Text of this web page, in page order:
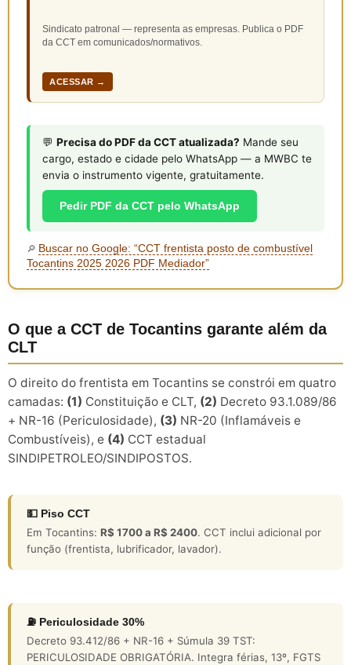
Sindicato patronal — representa as empresas. Publica o PDF
da CCT em comunicados/normativos.
ACESSAR →
💬 Precisa do PDF da CCT atualizada? Mande seu
cargo, estado e cidade pelo WhatsApp — a MWBC te
envia o instrumento vigente, gratuitamente.
Pedir PDF da CCT pelo WhatsApp
🔎 Buscar no Google: “CCT frentista posto de combustível
Tocantins 2025 2026 PDF Mediador”
O que a CCT de Tocantins garante além da
CLT
O direito do frentista em Tocantins se constrói em quatro
camadas: (1) Constituição e CLT, (2) Decreto 93.1.089/86
+ NR-16 (Periculosidade), (3) NR-20 (Inflamáveis e
Combustíveis), e (4) CCT estadual
SINDIPETROLEO/SINDIPOSTOS.
💵 Piso CCT
Em Tocantins: R$ 1700 a R$ 2400. CCT inclui adicional por
função (frentista, lubrificador, lavador).
⛽ Periculosidade 30%
Decreto 93.412/86 + NR-16 + Súmula 39 TST:
PERICULOSIDADE OBRIGATÓRIA. Integra férias, 13º, FGTS